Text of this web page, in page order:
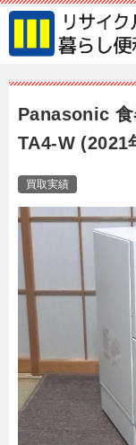
Panasonic 食
TA4-W (2021
買取実績